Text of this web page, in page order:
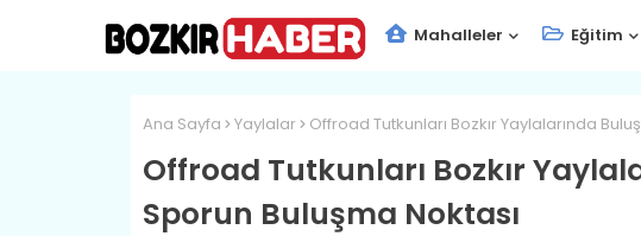
Mahalleler Eğitim
Ana Sayfa Yaylalar Offroad Tutkunları Bozkır Yaylalarında
Offroad Tutkunları Bozkır
Sporun Buluşma Noktası